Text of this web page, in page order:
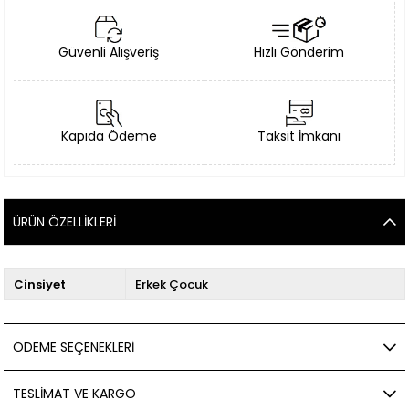
Güvenli Alışveriş Hızlı Gönderim
Kapıda Ödeme Taksit İmkanı
ÜRÜN ÖZELLIKLERI
Cinsiyet Erkek Çocuk
ÖDEME SEÇENEKLERI
TESLIMAT VE KARGO